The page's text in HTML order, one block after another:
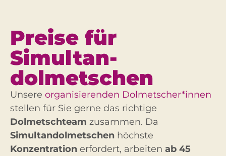
Preise für
Simultan­
dolmetschen
Unsere organisierenden Dolmetscher*innen
stellen für Sie gerne das richtige
Dolmetschteam zusammen. Da
Simultandolmetschen höchste
Konzentration erfordert, arbeiten ab 45